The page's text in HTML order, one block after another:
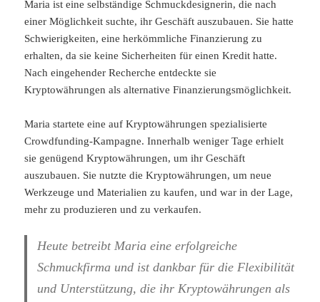
Maria ist eine selbständige Schmuckdesignerin, die nach
einer Möglichkeit suchte, ihr Geschäft auszubauen. Sie hatte
Schwierigkeiten, eine herkömmliche Finanzierung zu
erhalten, da sie keine Sicherheiten für einen Kredit hatte.
Nach eingehender Recherche entdeckte sie
Kryptowährungen als alternative Finanzierungsmöglichkeit.
Maria startete eine auf Kryptowährungen spezialisierte
Crowdfunding-Kampagne. Innerhalb weniger Tage erhielt
sie genügend Kryptowährungen, um ihr Geschäft
auszubauen. Sie nutzte die Kryptowährungen, um neue
Werkzeuge und Materialien zu kaufen, und war in der Lage,
mehr zu produzieren und zu verkaufen.
Heute betreibt Maria eine erfolgreiche
Schmuckfirma und ist dankbar für die Flexibilität
und Unterstützung, die ihr Kryptowährungen als